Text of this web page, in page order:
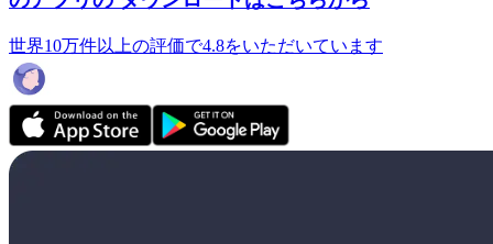
世界10万件以上の評価で4.8をいただいています